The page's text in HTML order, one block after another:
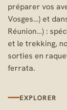
préparer vos
Vosges…) et
Réunion…) :
et le trekking,
sorties en
ferrata.
EXPLORER